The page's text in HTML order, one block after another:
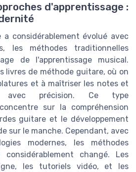
d'apprentissage :
considérablement évolué avec
les méthodes traditionnelles
de l'apprentissage musical.
livres de méthode guitare, où on
et à maîtriser les notes et
avec précision. Ce type
sur la compréhension
guitare et le développement
sur le manche. Cependant, avec
modernes, les méthodes
considérablement changé. Les
les tutoriels vidéo, et les